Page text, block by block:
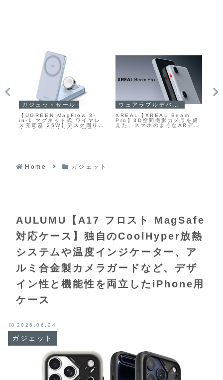
ウェアラブルデバイス・スマートウォッチ・スマートグラス
【XREAL Beam
】3D空間撮影カメラを備
、スマホのようなARデバ
PCセール
【TITAN ARMY P275MV-
A】27型4K解像度のIPSパネ
ルに量子ドット×Mini LEDバ
ックライトを組み合わせた、
PCセール
【REGZA
レビ開発で
を取り入れ
Home ガジェット
AULUMU【A17 フロスト MagSafe
対応ケース】独自のCoolHyper放熱
システムや温度インジケーター、ア
ルミ合金製カメラガードなど、デザ
イン性と機能性を両立したiPhone用
ケース
ガジェット
2026.06.24